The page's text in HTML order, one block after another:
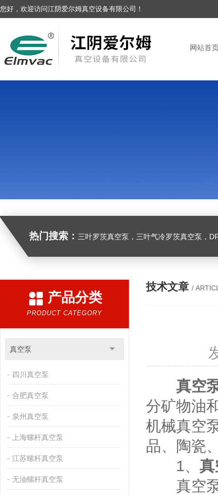
您好，欢迎访问江阴爱尔姆真空设备有限公司！
网站首
热门搜索： 三叶罗茨真空泵，三叶气冷罗茨真空泵，
产品分类
PRODUCT CATEGORY
真空泵
四川真空泵
合肥真空泵
泉州真空泵
上海螺杆真空泵
江苏螺杆真空泵
无油螺杆真空泵
技术文章 /
真空
分矿物油
机械真空
品、陶瓷
1、 真
真空泵